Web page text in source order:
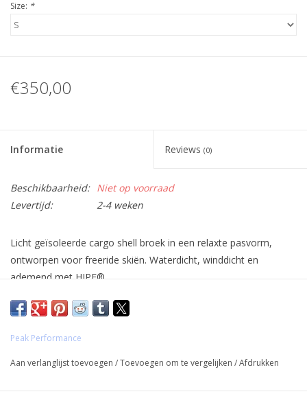
Size: *
€350,00
Informatie Reviews (0)
Beschikbaarheid: Niet op voorraad
Levertijd:
2-4 weken
Licht geïsoleerde cargo shell broek in een relaxte pasvorm,
ontworpen voor freeride skiën. Waterdicht, winddicht en
ademend met HIPE®
Peak Performance
Aan verlanglijst toevoegen /Toevoegen om te vergelijken /Afdrukken